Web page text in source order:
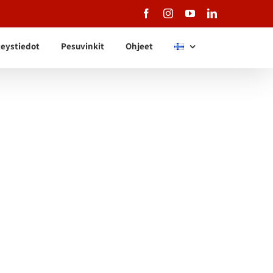
FacebookInstagramYouTubeLinkedIn
Pesuvinkit Ohjeet